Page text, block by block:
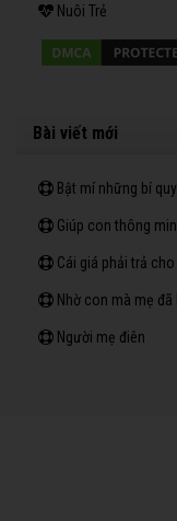
Nuôi Trẻ
Bài viết mới
Bật mí những bí
Giúp con thông
Cái giá phải trả
Nhờ con mà mẹ
Người mẹ điên